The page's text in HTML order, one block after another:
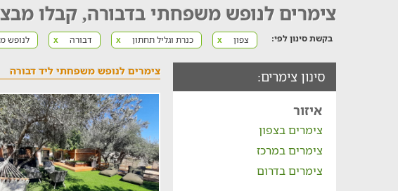
צימרים לנופש משפחתי בדבורה, קבלו
בקשת סינון לפי: x צפון x כנרת וגליל תחתון x דבורה לנופש
סינון צימרים:
איזור
צימרים בצפון
צימרים במרכז
צימרים בדרום
צימרים לנופש משפחתי ליד דבורה